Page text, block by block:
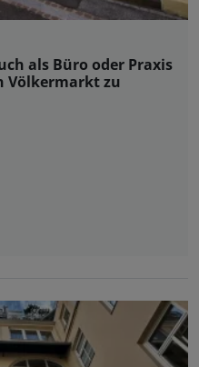
als Büro oder Praxis
Völkermarkt zu